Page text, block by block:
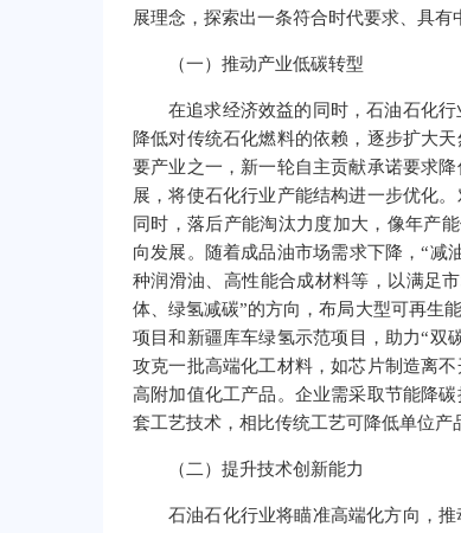
展理念，探索出一条符合时代要求、具有
（一）推动产业低碳转型
在追求经济效益的同时，石油石化
降低对传统石化燃料的依赖，逐步扩大
要产业之一，新一轮自主贡献承诺要求
展，将使石化行业产能结构进一步优化
同时，落后产能淘汰力度加大，像年产
向发展。随着成品油市场需求下降，“减
种润滑油、高性能合成材料等，以满足
体、绿氢减碳”的方向，布局大型可再
项目和新疆库车绿氢示范项目，助力“双
攻克一批高端化工材料，如芯片制造离
高附加值化工产品。企业需采取节能降
套工艺技术，相比传统工艺可降低单位产
（二）提升技术创新能力
石油石化行业将瞄准高端化方向，